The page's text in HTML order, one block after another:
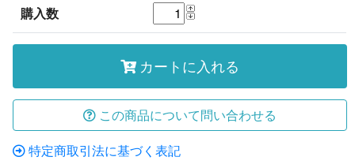
購入数
カートに入れる
この商品について問い合わせる
特定商取引法に基づく表記